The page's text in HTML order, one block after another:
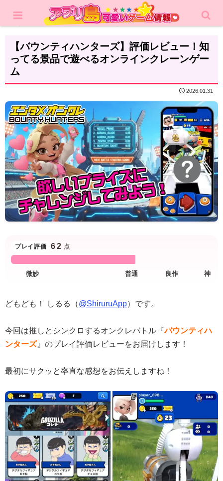
レビュー アクション
【バウンティハンターズ】評価レビュー！知
ってる景品で遊べるオンラインクレーンゲー
ム
2026.01.31
プレイ評価 62 点
どもども！ しるる（@ShiruruApp）です。
今回は推しとシンクロするオンクレバトル『バウンティハ
ンターズ』のプレイ評価レビューをお届けします！
最初にサクッと率直な感想をお伝えしますね！